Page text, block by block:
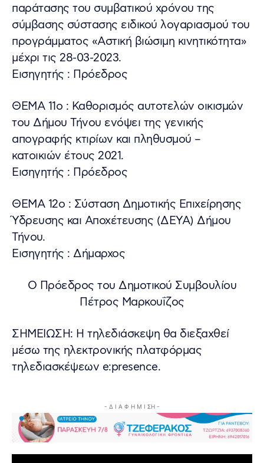
παράτασης του συμβατικού χρόνου της
σύμβασης σύστασης ειδικού λογαριασμού του
προγράμματος «Αστική βιώσιμη κινητικότητα»
μέχρι τις 28-03-2023.
Εισηγητής : Πρόεδρος
ΘΕΜΑ 11ο : Καθορισμός αυτοτελών οικισμών
του Δήμου Τήνου ενόψει της γενικής
απογραφής κτιρίων και πληθυσμού –
κατοικιών έτους 2021.
Εισηγητής : Πρόεδρος
ΘΕΜΑ 12ο : Σύσταση Δημοτικής Επιχείρησης
Ύδρευσης και Αποχέτευσης (ΔΕΥΑ) Δήμου
Τήνου.
Εισηγητής : Δήμαρχος
Ο Πρόεδρος του Δημοτικού Συμβουλίου
Πέτρος Μαρκουΐζος
ΣΗΜΕΙΩΣΗ: Η τηλεδιάσκεψη θα διεξαχθεί
μέσω της ηλεκτρονικής πλατφόρμας
τηλεδιασκέψεων e:presence.
- Δ Ι Α Φ Η Μ Ι ΣΗ -